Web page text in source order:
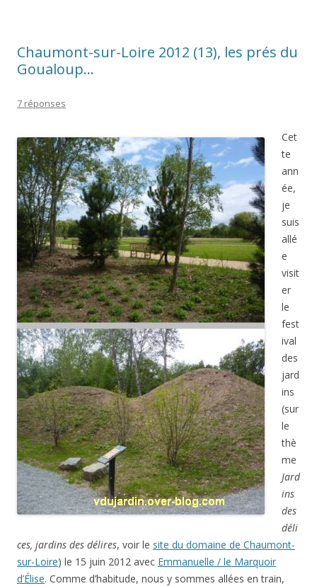
Chaumont-sur-Loire 2012 (13), les prés du
Goualoup…
7 réponses
Cet
te
ann
ée,
je
suis
allé
e
visit
er
le
fest
ival
des
jard
ins
(sur
le
thè
me
Jard
ins
des
déli
ces, jardins des délires, voir le site du domaine de Chaumont-
sur-Loire) le 15 juin 2012 avec Emmanuelle / le Marquoir
d’Élise. Comme d’habitude, nous y sommes allées en train,